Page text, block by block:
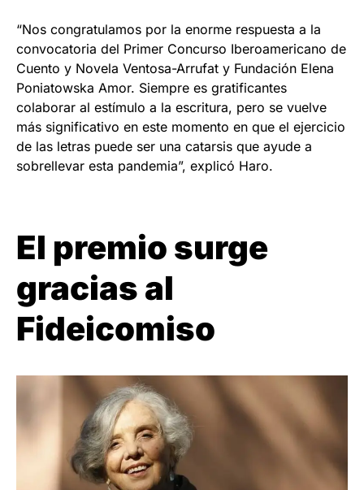
“Nos congratulamos por la enorme respuesta a la
convocatoria del Primer Concurso Iberoamericano de
Cuento y Novela Ventosa-Arrufat y Fundación Elena
Poniatowska Amor. Siempre es gratificantes
colaborar al estímulo a la escritura, pero se vuelve
más significativo en este momento en que el ejercicio
de las letras puede ser una catarsis que ayude a
sobrellevar esta pandemia”, explicó Haro.
El premio surge
gracias al
Fideicomiso